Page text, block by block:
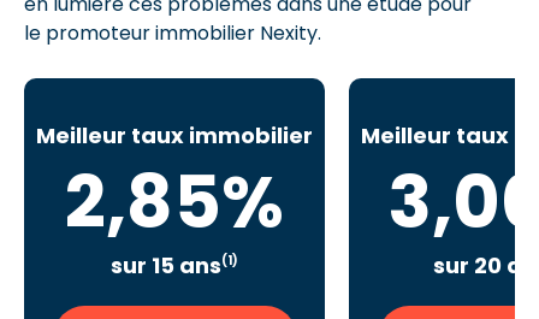
le promoteur immobilier Nexity.
Meilleur taux immobilier
2,85%
sur 15 ans(1)
Meilleur taux
sur 20